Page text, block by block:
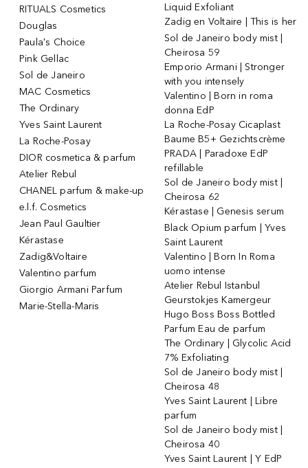
RITUALS Cosmetics
Douglas
Paula's Choice
Pink Gellac
Sol de Janeiro
MAC Cosmetics
The Ordinary
Yves Saint Laurent
La Roche-Posay
DIOR cosmetica & parfum
Atelier Rebul
CHANEL parfum & make-up
e.l.f. Cosmetics
Jean Paul Gaultier
Kérastase
Zadig&Voltaire
Valentino parfum
Giorgio Armani Parfum
Marie-Stella-Maris
Liquid Exfoliant
Zadig en Voltaire | This is her
Sol de Janeiro body mist |
Cheirosa 59
Emporio Armani | Stronger
with you intensely
Valentino | Born in roma
donna EdP
La Roche-Posay Cicaplast
Baume B5+ Gezichtscrème
PRADA | Paradoxe EdP
refillable
Sol de Janeiro body mist |
Cheirosa 62
Kérastase | Genesis serum
Black Opium parfum | Yves
Saint Laurent
Valentino | Born In Roma
uomo intense
Atelier Rebul Istanbul
Geurstokjes Kamergeur
Hugo Boss Boss Bottled
Parfum Eau de parfum
The Ordinary | Glycolic Acid
7% Exfoliating
Sol de Janeiro body mist |
Cheirosa 48
Yves Saint Laurent | Libre
parfum
Sol de Janeiro body mist |
Cheirosa 40
Yves Saint Laurent | Y EdP